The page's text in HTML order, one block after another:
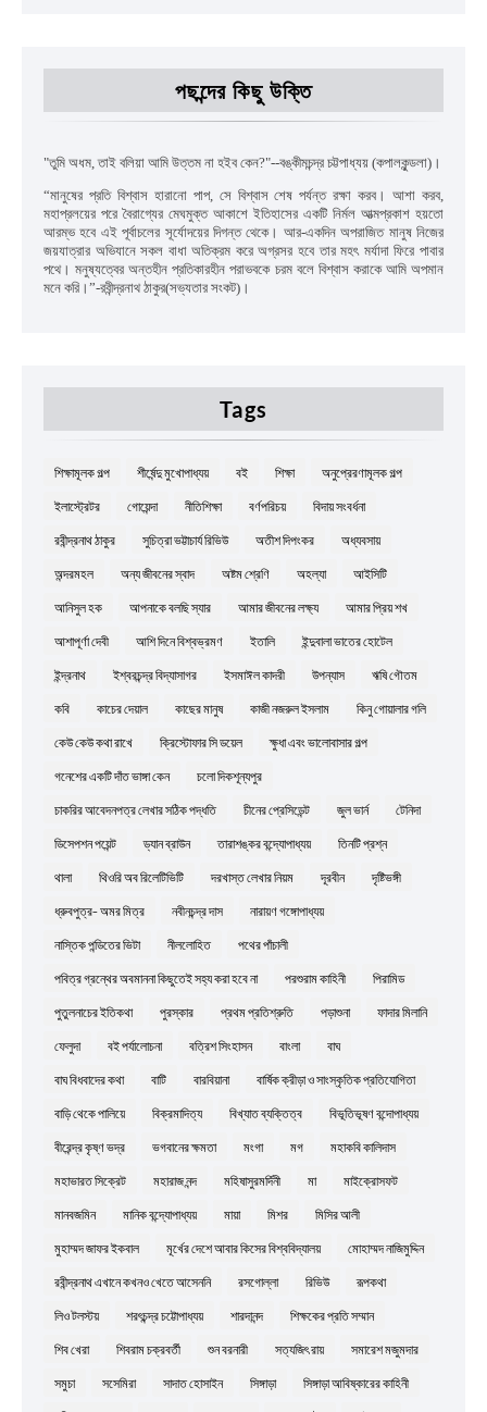
পছন্দের কিছু উক্তি
"তুমি অধম ,তাই বলিয়া আমি উত্তম না হইব কেন?"--বঙ্কীমচন্দ্র চট্টপাধ্যয় (কপালকুন্ডলা)।
“মানুষের প্রতি বিশ্বাস হারানো পাপ, সে বিশ্বাস শেষ পর্যন্ত রক্ষা করব। আশা করব
মহাপ্রলয়ের পরে বৈরাগ্যের মেঘমুক্ত আকাশে ইতিহাসের একটি নির্মল আত্মপ্রকাশ হয়তো
আরম্ভ হবে এই পূর্বাচলের সূর্যোদয়ের দিগন্ত থেকে। আর-একদিন অপরাজিত মানুষ নিজের
জয়যাত্রার অভিযানে সকল বাধা অতিক্রম করে অগ্রসর হবে তার মহৎ মর্যাদা ফিরে পাবার
পথে। মনুষ্যত্বের অন্তহীন প্রতিকারহীন পরাভবকে চরম বলে বিশ্বাস করাকে আমি অপমান
মনে করি।”-রবীন্দ্রনাথ ঠাকুর(সভ্যতার সংকট)।
Tags
শিক্ষামূলক গল্প শীর্ষেন্দু মুখোপাধ্যয় বই শিক্ষা অনুপ্রেরণামূলক গল্প
ইলাস্ট্রেটর গোয়েন্দা নীতিশিক্ষা বর্ণপরিচয় বিদায় সংবর্ধনা
রবীন্দ্রনাথ ঠাকুর সুচিত্রা ভট্টাচার্য রিভিউ অতীশ দিপংকর অধ্যবসায়
অন্দরমহল অন্য জীবনের স্বাদ অষ্টম শ্রেণি অহল্যা আইসিটি
আনিসুল হক আপনাকে বলছি স্যার আমার জীবনের লক্ষ্য আমার প্রিয় শখ
আশাপূর্ণা দেবী আশি দিনে বিশ্বভ্রমণ ইতালি ইন্দুবালা ভাতের হোটেল
ইন্দ্রনাথ ইশ্বরচন্দ্র বিদ্যাসাগর ইসমাঈল কাদরী উপন্যাস ঋষি গৌতম
কবি কাচের দেয়াল কাছের মানুষ কাজী নজরুল ইসলাম কিনু গোয়ালার গলি
কেউ কেউ কথা রাখে ক্রিস্টোফার সি ডয়েল ক্ষুধা এবং ভালোবাসার গল্প
গনেশের একটি দাঁত ভাঙ্গা কেন চলো দিকশূন্যপুর
চাকরির আবেদনপত্র লেখার সঠিক পদ্ধতি চীনের প্রেসিডেন্ট জুল ভার্ন টেনিদা
ডিসেপশন পয়েন্ট ড্যান ব্রাউন তারাশঙ্কর বন্দ্যোপাধ্যয় তিনটি প্রশ্ন
থালা থিওরি অব রিলেটিভিটি দরখাস্ত লেখার নিয়ম দূরবীন দৃষ্টিভঙ্গী
ধ্রুবপুত্র- অমর মিত্র নবীনচন্দ্র দাস নারায়ণ গঙ্গোপাধ্যয়
নাস্তিক পন্ডিতের ভিটা নীললোহিত পথের পাঁচালী
পবিত্র গ্রন্থের অবমাননা কিছুতেই সহ্য করা হবে না পরশুরাম কাহিনী পিরামিড
পুতুলনাচের ইতিকথা পুরস্কার প্রথম প্রতিশ্রুতি পড়াশুনা ফাদার মিলানি
ফেলুদা বই পর্যালোচনা বত্রিশ সিংহাসন বাংলা বাঘ
বাঘ বিধবাদের কথা বাটি বারবিয়ানা বার্ষিক ক্রীড়া ও সাংস্কৃতিক প্রতিযোগিতা
বাড়ি থেকে পালিয়ে বিক্রমাদিত্য বিখ্যাত ব্যক্তিত্ব বিভূতিভূষণ বন্দোপাধ্যয়
বীরেন্দ্র কৃষ্ণ ভদ্র ভগবানের ক্ষমতা মংগা মগ মহাকবি কালিদাস
মহাভারত সিক্রেট মহারাজ নন্দ মহিষাসুরমর্দিনী মা মাইক্রোসফট
মানবজমিন মানিক বন্দ্যোপাধ্যয় মায়া মিশর মিসির আলী
মুহাম্মদ জাফর ইকবাল মূর্খের দেশে আবার কিসের বিশ্ববিদ্যালয় মোহাম্মদ নাজিমুদ্দিন
রবীন্দ্রনাথ এখানে কখনও খেতে আসেননি রসগোল্লা রিভিউ রূপকথা
লিও টলস্টয় শরৎচন্দ্র চট্টোপাধ্যয় শারদানন্দ শিক্ষকের প্রতি সম্মান
শিব খেরা শিবরাম চক্রবর্তী শুন বরনারী সত্যজিৎ রায় সমারেশ মজুমদার
সমুচা সসেমিরা সাদাত হোসাইন সিঙ্গাড়া সিঙ্গাড়া আবিষ্কারের কাহিনী